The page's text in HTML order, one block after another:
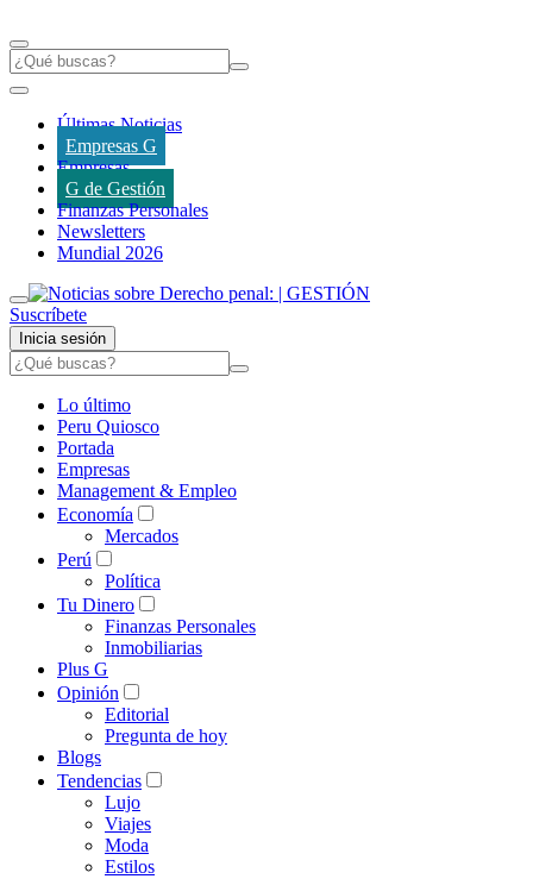
Últimas Noticias
Empresas G
Empresas
G de Gestión
Finanzas Personales
Newsletters
Mundial 2026
Suscríbete
Inicia sesión
Lo último
Peru Quiosco
Portada
Empresas
Management & Empleo
Economía
Mercados
Perú
Política
Tu Dinero
Finanzas Personales
Inmobiliarias
Plus G
Opinión
Editorial
Pregunta de hoy
Blogs
Tendencias
Lujo
Viajes
Moda
Estilos